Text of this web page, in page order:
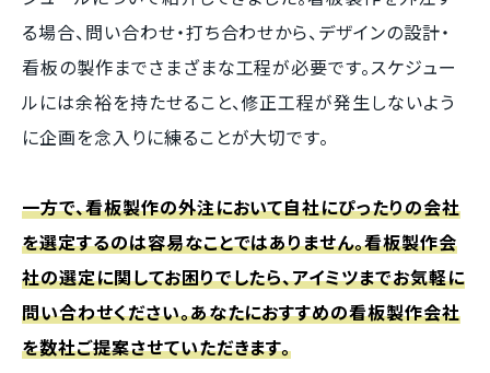
る場合、問い合わせ・打ち合わせから、デザインの設計・
看板の製作までさまざまな工程が必要です。スケジュー
ルには余裕を持たせること、修正工程が発生しないよう
に企画を念入りに練ることが大切です。
一方で、看板製作の外注において自社にぴったりの会社
を選定するのは容易なことではありません。看板製作会
社の選定に関してお困りでしたら、アイミツまでお気軽に
問い合わせください。あなたにおすすめの看板製作会社
を数社ご提案させていただきます。